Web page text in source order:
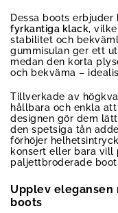
Dessa boots
fyrkantiga klack,
stabilitet och
gummisulan ger ett
medan den korta
och bekväma –
Tillverkade av
hållbara och enkla
designen gör dem
den spetsiga tån
förhöjer
konsert eller bara vill
paljettbroderade
Upplev
boots